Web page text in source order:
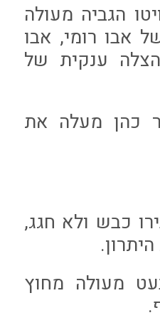
טוויטו הגביה מעולה
אבו רומי, אבו
ענקית של
1-0, בר כהן מעלה את
2-0, שבירו כבש ולא חגג,
בעט מעולה מחוץ